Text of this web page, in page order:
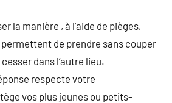
la manière , à l’aide de pièges,
de prendre sans couper
dans l’autre lieu.
respecte votre
vos plus jeunes ou petits-